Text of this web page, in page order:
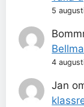
5
4
Jan